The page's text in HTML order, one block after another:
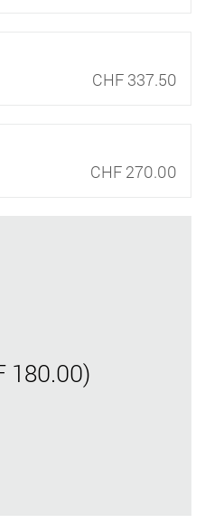
CHF 337.50
CHF 270.00
180.00)